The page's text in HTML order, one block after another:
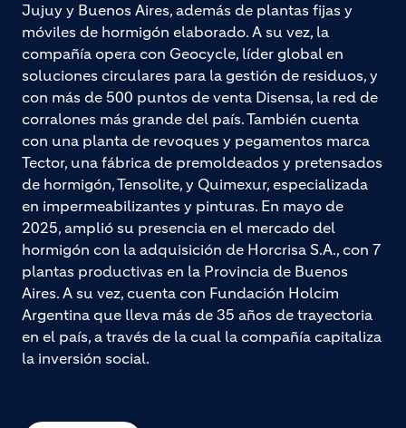
Jujuy y Buenos Aires, además de plantas fijas y
móviles de hormigón elaborado. A su vez, la
compañía opera con Geocycle, líder global en
soluciones circulares para la gestión de residuos, y
con más de 500 puntos de venta Disensa, la red de
corralones más grande del país. También cuenta
con una planta de revoques y pegamentos marca
Tector, una fábrica de premoldeados y pretensados
de hormigón, Tensolite, y Quimexur, especializada
en impermeabilizantes y pinturas. En mayo de
2025, amplió su presencia en el mercado del
hormigón con la adquisición de Horcrisa S.A., con 7
plantas productivas en la Provincia de Buenos
Aires. A su vez, cuenta con Fundación Holcim
Argentina que lleva más de 35 años de trayectoria
en el país, a través de la cual la compañía capitaliza
la inversión social.